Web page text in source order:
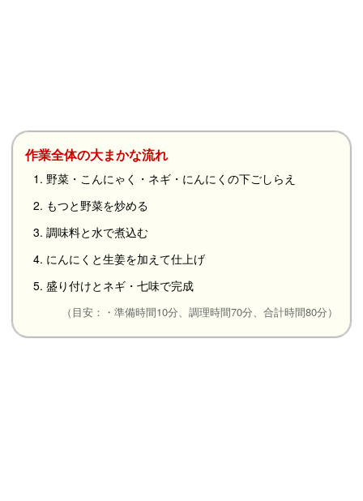
作業全体の大まかな流れ
1. 野菜・こんにゃく・ネギ・にんにくの下ごしらえ
2. もつと野菜を炒める
3. 調味料と水で煮込む
4. にんにくと生姜を加えて仕上げ
5. 盛り付けとネギ・七味で完成
（目安：・準備時間10分、調理時間70分、合計時間80分）